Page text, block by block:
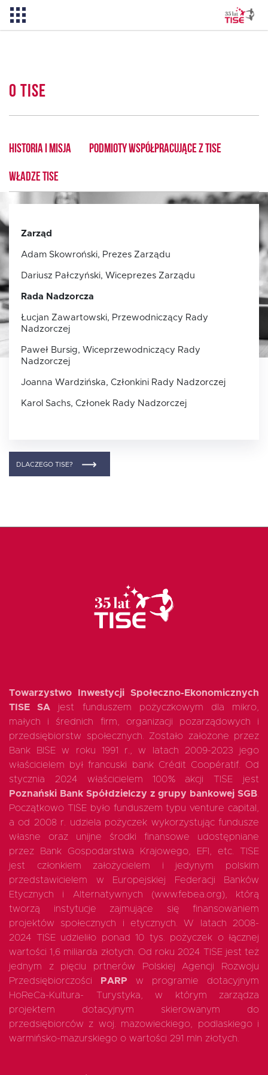
O TISE
Dlaczego TISE?
Pożyczka rozwojowa TISE
Fundusz FKIS
Rodo
Rekrutujemy
O TISE
HISTORIA I MISJA PODMIOTY WSPÓŁPRACUJĄCE Z TISE
WŁADZE TISE
Zarząd
Adam Skowroński, Prezes Zarządu
Dariusz Pałczyński, Wiceprezes Zarządu
Rada Nadzorcza
Łucjan Zawartowski, Przewodniczący Rady
Nadzorczej
Paweł Bursig, Wiceprzewodniczący Rady
Nadzorczej
Joanna Wardzińska, Członkini Rady Nadzorczej
Karol Sachs, Członek Rady Nadzorczej
DLACZEGO TISE?
Towarzystwo Inwestycji Społeczno-Ekonomicznych
TISE SA jest funduszem pożyczkowym dla mikro,
małych i średnich firm, organizacji pozarządowych i
przedsiębiorstw społecznych. Zostało założone przez
Bank BISE w roku 1991 r., w latach 2009-2023 jego
właścicielem był francuski bank Crédit Coopératif. Od
stycznia 2024 właścicielem 100% akcji TISE jest
Poznański Bank Spółdzielczy z grupy bankowej SGB.
Początkowo TISE było funduszem typu venture capital,
a od 2008 r. udziela pożyczek wykorzystując fundusze
własne oraz unijne środki finansowe udostępniane
przez Bank Gospodarstwa Krajowego, EFI, etc. TISE
jest członkiem założycielem i jedynym polskim
przedstawicielem w Europejskiej Federacji Banków
Etycznych i Alternatywnych (www.febea.org), którą
tworzą instytucje zajmujące się finansowaniem
projektów społecznych i etycznych. W latach 2008-
2024 TISE udzieliło ponad 10 tys. pożyczek o łącznej
wartości 1,6 miliarda złotych. Od roku 2024 TISE jest też
jednym z pięciu prtnerów Polskiej Agencji Rozwoju
Przedsiębiorczości
PARP w programie dotacyjnym
HoReCa-Kultura- Turystyka, w którym zarządza
projektem dotacyjnym skierowanym do
przedsiębiorców z woj. mazowieckiego, podlaskiego i
warmińsko-mazurskiego o wartości 291 mln złotych.